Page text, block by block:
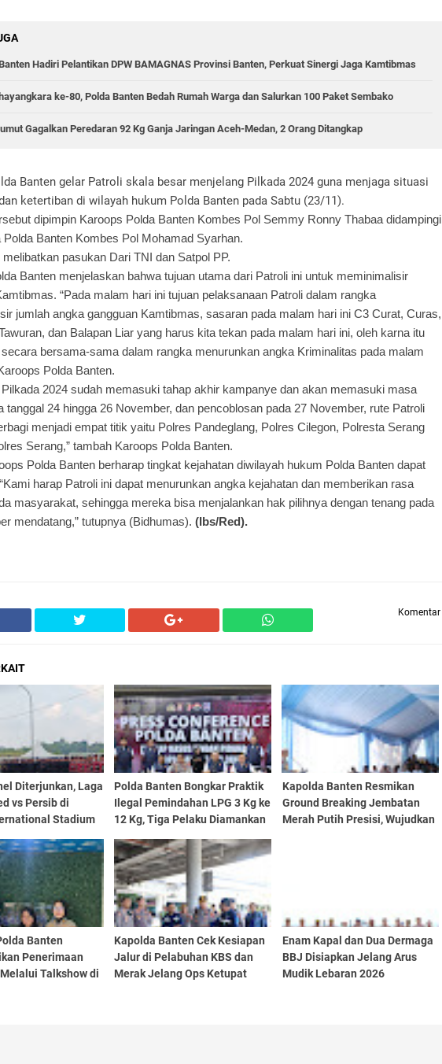
Hadiri Pelantikan DPW BAMAGNAS Provinsi Banten, Perkuat Sinergi Jaga Kamtibmas
ke-80, Polda Banten Bedah Rumah Warga dan Salurkan 100 Paket Sembako
Gagalkan Peredaran 92 Kg Ganja Jaringan Aceh-Medan, 2 Orang Ditangkap
Banten gelar Patroli skala besar menjelang Pilkada 2024 guna menjaga situasi
ketertiban di wilayah hukum Polda Banten pada Sabtu (23/11).
dipimpin Karoops Polda Banten Kombes Pol Semmy Ronny Thabaa didampingi
Polda Banten Kombes Pol Mohamad Syarhan.
melibatkan pasukan Dari TNI dan Satpol PP.
Banten menjelaskan bahwa tujuan utama dari Patroli ini untuk meminimalisir
“Pada malam hari ini tujuan pelaksanaan Patroli dalam rangka
jumlah angka gangguan Kamtibmas, sasaran pada malam hari ini C3 Curat, Curas,
dan Balapan Liar yang harus kita tekan pada malam hari ini, oleh karna itu
bersama-sama dalam rangka menurunkan angka Kriminalitas pada malam
Polda Banten.
Pilkada 2024 sudah memasuki tahap akhir kampanye dan akan memasuki masa
tanggal 24 hingga 26 November, dan pencoblosan pada 27 November, rute Patroli
menjadi empat titik yaitu Polres Pandeglang, Polres Cilegon, Polresta Serang
Serang,” tambah Karoops Polda Banten.
Polda Banten berharap tingkat kejahatan diwilayah hukum Polda Banten dapat
harap Patroli ini dapat menurunkan angka kejahatan dan memberikan rasa
masyarakat, sehingga mereka bisa menjalankan hak pilihnya dengan tenang pada
mendatang,” tutupnya (Bidhumas). (Ibs/Red).
Komentar
Diterjunkan, Laga
vs Persib di
Stadium
Polda Banten Bongkar Praktik
Ilegal Pemindahan LPG 3 Kg ke
12 Kg, Tiga Pelaku Diamankan
Kapolda Banten Resmikan
Ground Breaking Jembatan
Merah Putih Presisi, Wujudkan
Banten
Penerimaan
Talkshow di
Kapolda Banten Cek Kesiapan
Jalur di Pelabuhan KBS dan
Merak Jelang Ops Ketupat
Enam Kapal dan Dua Dermaga
BBJ Disiapkan Jelang Arus
Mudik Lebaran 2026